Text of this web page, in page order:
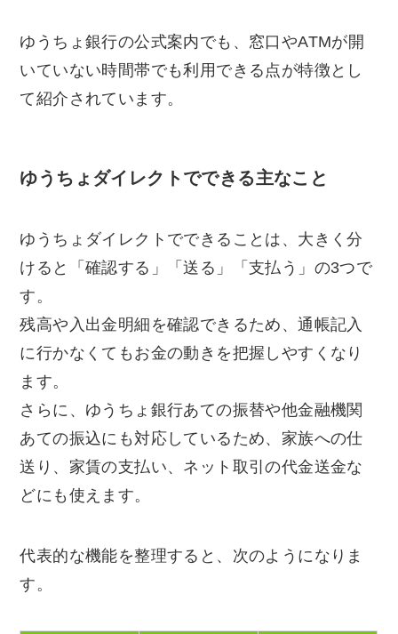
ゆうちょ銀行の公式案内でも、窓口やATMが開
いていない時間帯でも利用できる点が特徴とし
て紹介されています。
ゆうちょダイレクトでできる主なこと
ゆうちょダイレクトでできることは、大きく分
けると「確認する」「送る」「支払う」の3つで
す。
残高や入出金明細を確認できるため、通帳記入
に行かなくてもお金の動きを把握しやすくなり
ます。
さらに、ゆうちょ銀行あての振替や他金融機関
あての振込にも対応しているため、家族への仕
送り、家賃の支払い、ネット取引の代金送金な
どにも使えます。
代表的な機能を整理すると、次のようになりま
す。